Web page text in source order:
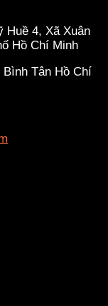
Huề 4, Xã Xuân
Hồ Chí Minh
Tân Hồ Chí